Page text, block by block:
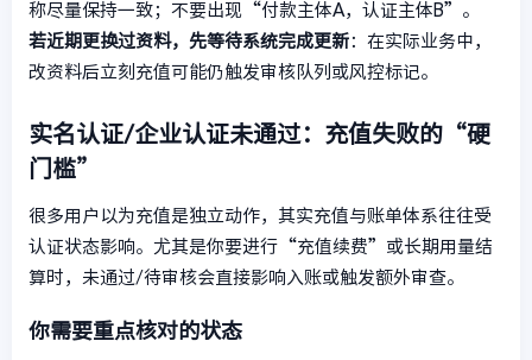
称尽量保持一致；不要出现“付款主体A，认证主体B”。
若近期更换过资料，先等待系统完成更新 ：在实际业务中，
改资料后立刻充值可能仍触发审核队列或风控标记。
实名认证/企业认证未通过：充值失败的“硬
门槛”
很多用户以为充值是独立动作，其实充值与账单体系往往受
认证状态影响。尤其是你要进行“充值续费”或长期用量结
算时，未通过/待审核会直接影响入账或触发额外审查。
你需要重点核对的状态